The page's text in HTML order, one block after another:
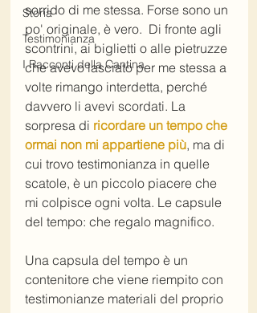
Storia
Testimonianza
I Racconti della Cantina
sorrido di me stessa. Forse sono un
po' originale, è vero.  Di fronte agli
scontrini, ai biglietti o alle pietruzze
che avevo lasciato per me stessa a
volte rimango interdetta, perché
davvero li avevi scordati. La
sorpresa di ricordare un tempo che
ormai non mi appartiene più, ma di
cui trovo testimonianza in quelle
scatole, è un piccolo piacere che
mi colpisce ogni volta. Le capsule
del tempo: che regalo magnifico.
Una capsula del tempo è un
contenitore che viene riempito con
testimonianze materiali del proprio